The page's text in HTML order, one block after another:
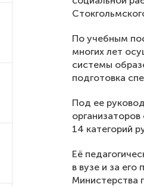
По учебным
многих лет
системы
подготовка
Под ее
14 категорий
Её
в вузе и за
Министерства